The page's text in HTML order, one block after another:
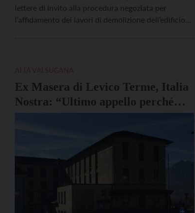
lettere di invito alla procedura negoziata per
l’affidamento dei lavori di demolizione dell’edificio
Ex Masera di Levico Terme, Italia
Nostra: “Ultimo appello perché
non venga distrutta”